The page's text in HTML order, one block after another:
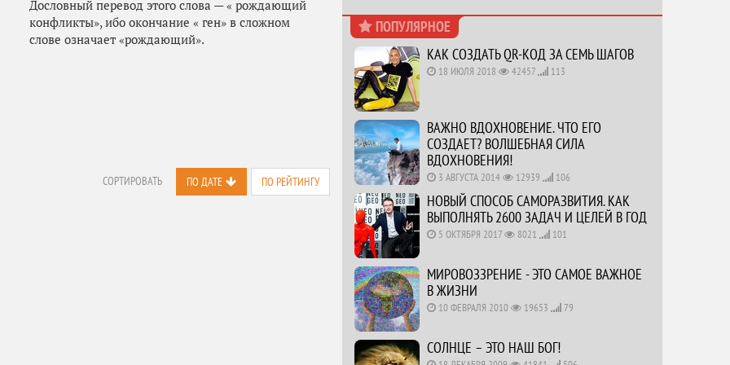
Дословный перевод этого слова — « рождающий
конфликты», ибо окончание « ген» в сложном
слове означает «рождающий».
СОРТИРОВАТЬ ПО ДАТЕ ПО РЕЙТИНГУ
ПОПУЛЯРНОЕ
КАК СОЗДАТЬ QR-КОД ЗА СЕМЬ ШАГОВ
18 ИЮЛЯ 2018 42457 113
ВАЖНО ВДОХНОВЕНИЕ. ЧТО ЕГО
СОЗДАЕТ? ВОЛШЕБНАЯ СИЛА
ВДОХНОВЕНИЯ!
3 АВГУСТА 2014 12939 106
НОВЫЙ СПОСОБ САМОРАЗВИТИЯ. КАК
ВЫПОЛНЯТЬ 2600 ЗАДАЧ И ЦЕЛЕЙ В ГОД
5 ОКТЯБРЯ 2017 8021 101
МИРОВОЗЗРЕНИЕ - ЭТО САМОЕ ВАЖНОЕ
В ЖИЗНИ
10 ФЕВРАЛЯ 2010 19653 79
СОЛНЦЕ – ЭТО НАШ БОГ!